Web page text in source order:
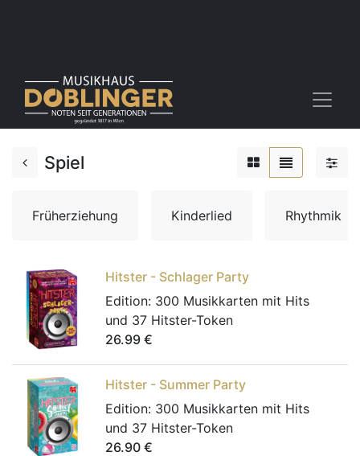
Spiel
Früherziehung Kinderlied Rhythmik
Hitster - Schlager Party
Edition: 300 Musikkarten mit Hits
und 37 Hitster-Token
26.99 €
Hitster - Summer Party
Edition: 300 Musikkarten mit Hits
und 37 Hitster-Token
26.90 €